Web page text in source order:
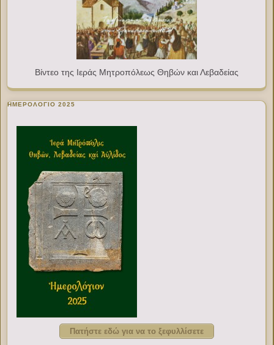
Βίντεο της Ιεράς Μητροπόλεως Θηβών και Λεβαδείας
ΗΜΕΡΟΛΟΓΙΟ 2025
Πατήστε εδώ για να το ξεφυλλίσετε